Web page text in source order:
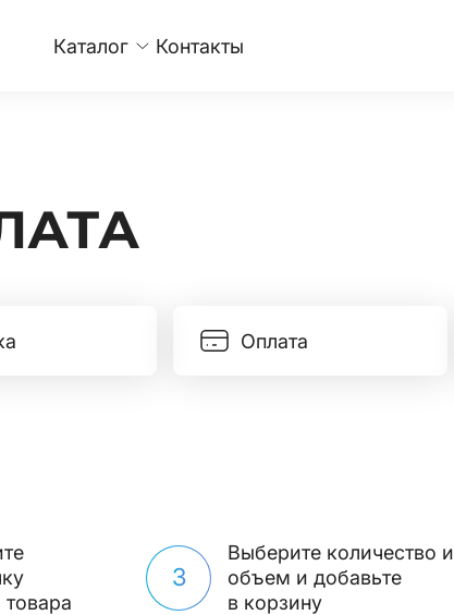
Каталог Контакты
Оплата
3
Выберите количество и
объем и добавьте
в корзину